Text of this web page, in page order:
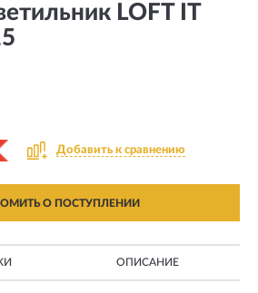
LOFT IT
Добавить к сравнению
О ПОСТУПЛЕНИИ
ОПИСАНИЕ